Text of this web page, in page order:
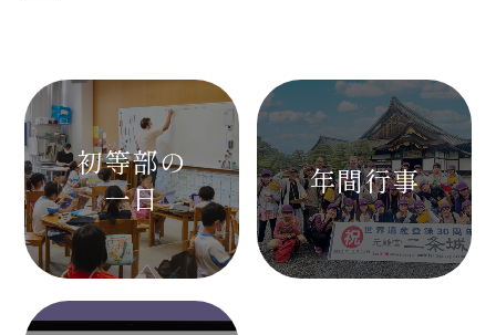
初等部の
一日
年間行事